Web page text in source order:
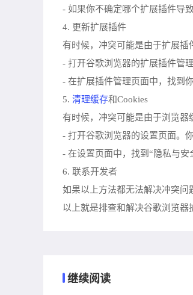
- 如果你不确定哪个扩展插件导
4. 更新扩展插件
有时候，冲突可能是由于扩展插
- 打开谷歌浏览器的扩展插件管
- 在扩展插件管理页面中，找到
5. 清理缓存和Cookies
有时候，冲突可能是由于浏览器
- 打开谷歌浏览器的设置页面。
- 在设置页面中，找到“隐私与安
6. 联系开发者
如果以上方法都无法解决冲突问
以上就是排查和解决谷歌浏览器
继续阅读